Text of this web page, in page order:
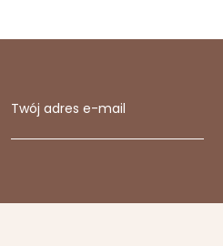
Twój adres e-mail